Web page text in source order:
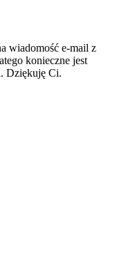
wiadomość e-mail z
konieczne jest
Dziękuję Ci.